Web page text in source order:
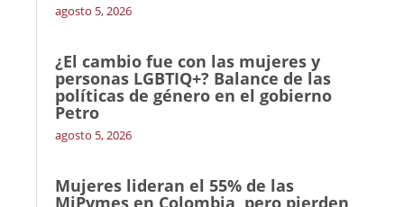
agosto 5, 2026
¿El cambio fue con las mujeres y
personas LGBTIQ+? Balance de las
políticas de género en el gobierno
Petro
agosto 5, 2026
Mujeres lideran el 55% de las
MiPymes en Colombia, pero pierden